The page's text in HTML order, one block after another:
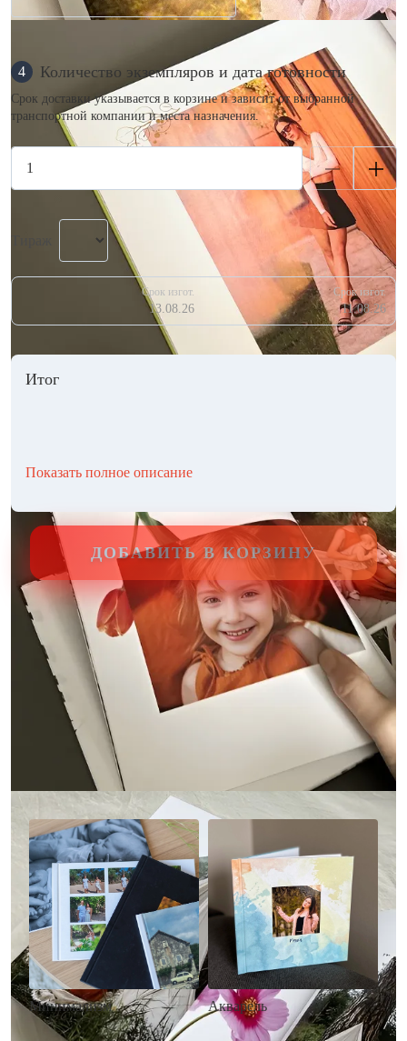
4 Количество экземпляров и дата готовности
Срок доставки указывается в корзине и зависит от выбранной
транспортной компании и места назначения.
Срок изгот.
13.08.26
Срок изгот.
11.08.26
Итог
Показать полное описание
ДОБАВИТЬ В КОРЗИНУ
Другие стили фотокниг
Минимализм Акварель